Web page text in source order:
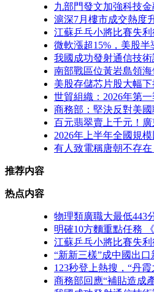
九部門發文加強科技
滬深7月樓市成交熱度
江蘇乒乓小將比賽失
微軟漲超15%，美股
我國成功發射通信技
南部戰區位黃岩島領
美股存儲芯片股大幅
世貿組織：2026年第
商務部：堅決反對美
百元翡翠賣上千元！
2026年上半年全國規
有人致電稱唐朝不存
推荐内容
热点内容
物理類廣職大最低443
明確10方麵重點任務
江蘇乒乓小將比賽失
“新新三樣”成中國出口
123秒登上熱搜，“丹
商務部回應“補貼造成